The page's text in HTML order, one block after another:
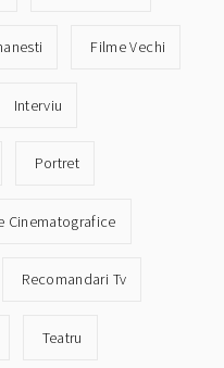
Filme Vechi
Interviu
Portret
Cinematografice
Recomandari Tv
Teatru